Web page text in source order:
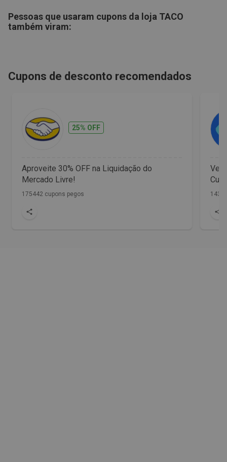
Pessoas que usaram cupons da loja TACO
também viram:
Cupons de desconto recomendados
25% OFF
Aproveite 30% OFF na Liquidação do
Mercado Livre!
175442 cupons pegos
Vet
1436